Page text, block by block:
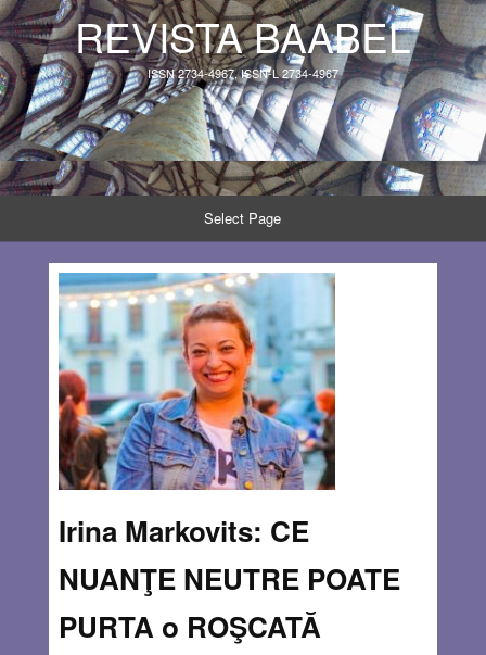
REVISTA BAABEL
ISSN 2734-4967, ISSN-L 2734-4967
Select Page
Irina Markovits: CE
NUANŢE NEUTRE POATE
PURTA o ROŞCATĂ